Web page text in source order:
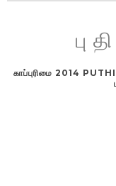
காப்புரிமை 2014